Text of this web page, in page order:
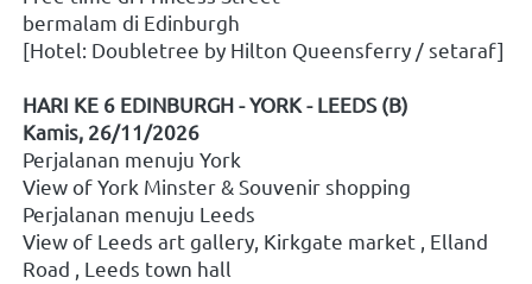
bermalam di Edinburgh
[Hotel: Doubletree by Hilton Queensferry / setaraf]
HARI KE 6 EDINBURGH - YORK - LEEDS (B)
Kamis, 26/11/2026
Perjalanan menuju York
View of York Minster & Souvenir shopping
Perjalanan menuju Leeds
View of Leeds art gallery, Kirkgate market , Elland
Road , Leeds town hall